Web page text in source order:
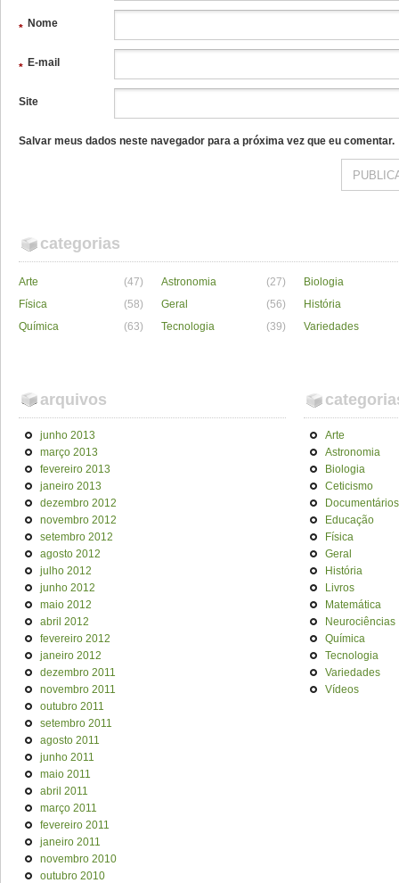
Nome
*
E-mail
*
Site
Salvar meus dados neste navegador para a próxima vez que eu comentar.
categorias
Arte (47) Astronomia (27)
Biologia
Física
(58) Geral (56)
História
Química
(63) Tecnologia (39) Variedades
arquivos
junho 2013
março 2013
fevereiro 2013
janeiro 2013
dezembro 2012
novembro 2012
setembro 2012
agosto 2012
julho 2012
junho 2012
maio 2012
abril 2012
fevereiro 2012
janeiro 2012
dezembro 2011
novembro 2011
outubro 2011
setembro 2011
agosto 2011
junho 2011
maio 2011
abril 2011
março 2011
fevereiro 2011
janeiro 2011
novembro 2010
outubro 2010
Arte
Astronomia
Biologia
Ceticismo
Documentários
Educação
Física
Geral
História
Livros
Matemática
Neurociências
Química
Tecnologia
Variedades
Vídeos